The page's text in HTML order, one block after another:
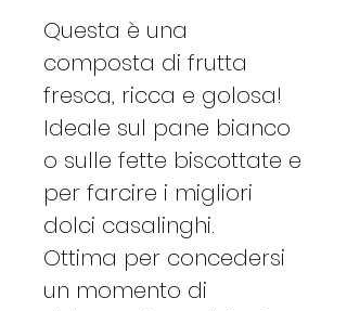
Questa è una
composta di frutta
fresca, ricca e golosa!
Ideale sul pane bianco
o sulle fette biscottate e
per farcire i migliori
dolci casalinghi.
Ottima per concedersi
un momento di